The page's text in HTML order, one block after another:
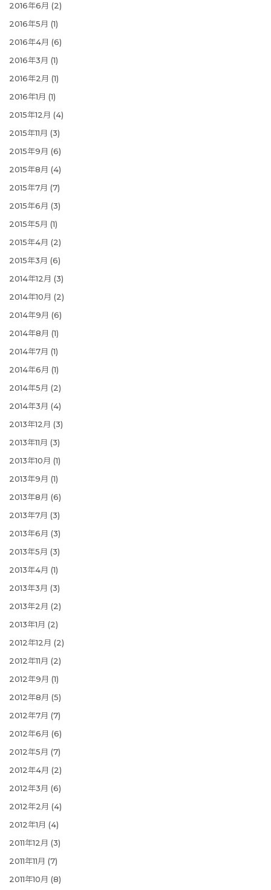
2016年6月 (2)
2016年5月 (1)
2016年4月 (6)
2016年3月 (1)
2016年2月 (1)
2016年1月 (1)
2015年12月 (4)
2015年11月 (3)
2015年9月 (6)
2015年8月 (4)
2015年7月 (7)
2015年6月 (3)
2015年5月 (1)
2015年4月 (2)
2015年3月 (6)
2014年12月 (3)
2014年10月 (2)
2014年9月 (6)
2014年8月 (1)
2014年7月 (1)
2014年6月 (1)
2014年5月 (2)
2014年3月 (4)
2013年12月 (3)
2013年11月 (3)
2013年10月 (1)
2013年9月 (1)
2013年8月 (6)
2013年7月 (3)
2013年6月 (3)
2013年5月 (3)
2013年4月 (1)
2013年3月 (3)
2013年2月 (2)
2013年1月 (2)
2012年12月 (2)
2012年11月 (2)
2012年9月 (1)
2012年8月 (5)
2012年7月 (7)
2012年6月 (6)
2012年5月 (7)
2012年4月 (2)
2012年3月 (6)
2012年2月 (4)
2012年1月 (4)
2011年12月 (3)
2011年11月 (7)
2011年10月 (8)